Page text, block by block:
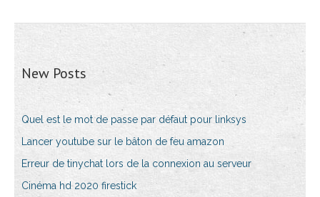
New Posts
Quel est le mot de passe par défaut pour linksys
Lancer youtube sur le bâton de feu amazon
Erreur de tinychat lors de la connexion au serveur
Cinéma hd 2020 firestick